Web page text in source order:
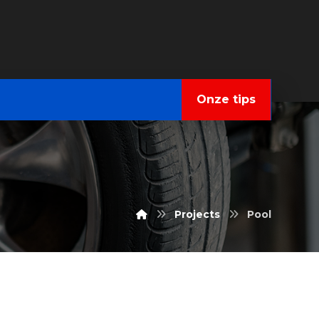
Onze tips
Projects Pool